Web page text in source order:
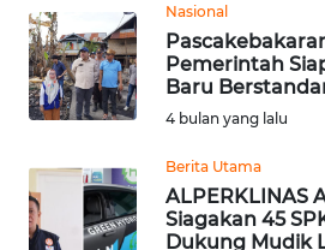
Nasional
Pemerintah
Baru
4 bulan yang lalu
Berita Utama
ALPERKLINAS
Siagakan 45
Dukung Mudik
INFO
IKLAN
TENTANG
PEDOMAN
MEDIA